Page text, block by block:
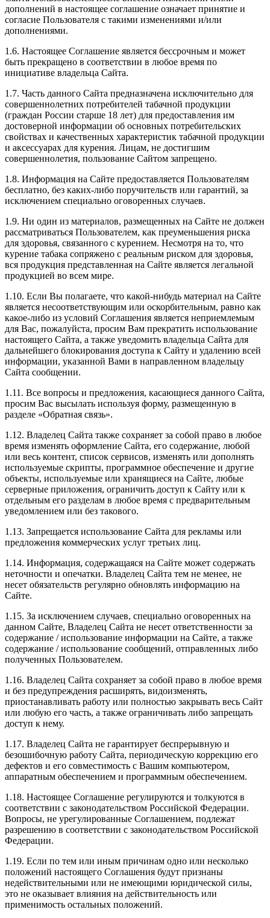
дополнений в настоящее соглашение означает принятие и
согласие Пользователя с такими изменениями и/или
дополнениями.
1.6. Настоящее Соглашение является бессрочным и может
быть прекращено в соответствии в любое время по
инициативе владельца Сайта.
1.7. Часть данного Сайта предназначена исключительно для
совершеннолетних потребителей табачной продукции
(граждан России старше 18 лет) для предоставления им
достоверной информации об основных потребительских
свойствах и качественных характеристик табачной продукции
и аксессуарах для курения. Лицам, не достигшим
совершеннолетия, пользование Сайтом запрещено.
1.8. Информация на Сайте предоставляется Пользователям
бесплатно, без каких-либо поручительств или гарантий, за
исключением специально оговоренных случаев.
1.9. Ни один из материалов, размещенных на Сайте не должен
рассматриваться Пользователем, как преуменьшения риска
для здоровья, связанного с курением. Несмотря на то, что
курение табака сопряжено с реальным риском для здоровья,
вся продукция представленная на Сайте является легальной
продукцией во всем мире.
1.10. Если Вы полагаете, что какой-нибудь материал на Сайте
является несоответствующим или оскорбительным, равно как
какое-либо из условий Соглашения является неприемлемым
для Вас, пожалуйста, просим Вам прекратить использование
настоящего Сайта, а также уведомить владельца Сайта для
дальнейшего блокирования доступа к Сайту и удалению всей
информации, указанной Вами в направленном владельцу
Сайта сообщении.
1.11. Все вопросы и предложения, касающиеся данного Сайта,
просим Вас высылать используя форму, размещенную в
разделе «Обратная связь».
1.12. Владелец Сайта также сохраняет за собой право в любое
время изменять оформление Сайта, его содержание, любой
или весь контент, список сервисов, изменять или дополнять
используемые скрипты, программное обеспечение и другие
объекты, используемые или хранящиеся на Сайте, любые
серверные приложения, ограничить доступ к Сайту или к
отдельным его разделам в любое время с предварительным
уведомлением или без такового.
1.13. Запрещается использование Сайта для рекламы или
предложения коммерческих услуг третьих лиц.
1.14. Информация, содержащаяся на Сайте может содержать
неточности и опечатки. Владелец Сайта тем не менее, не
несет обязательств регулярно обновлять информацию на
Сайте.
1.15. За исключением случаев, специально оговоренных на
данном Сайте, Владелец Сайта не несет ответственности за
содержание / использование информации на Сайте, а также
содержание / использование сообщений, отправленных либо
полученных Пользователем.
1.16. Владелец Сайта сохраняет за собой право в любое время
и без предупреждения расширять, видоизменять,
приостанавливать работу или полностью закрывать весь Сайт
или любую его часть, а также ограничивать либо запрещать
доступ к нему.
1.17. Владелец Сайта не гарантирует беспрерывную и
безошибочную работу Сайта, периодическую коррекцию его
дефектов и его совместимость с Вашим компьютером,
аппаратным обеспечением и программным обеспечением.
1.18. Настоящее Соглашение регулируются и толкуются в
соответствии с законодательством Российской Федерации.
Вопросы, не урегулированные Соглашением, подлежат
разрешению в соответствии с законодательством Российской
Федерации.
1.19. Если по тем или иным причинам одно или несколько
положений настоящего Соглашения будут признаны
недействительными или не имеющими юридической силы,
это не оказывает влияния на действительность или
применимость остальных положений.